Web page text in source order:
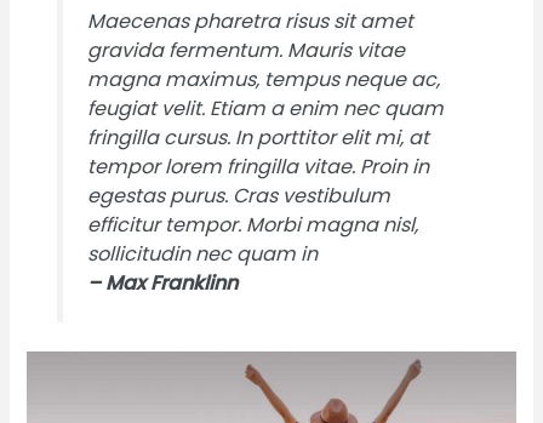
Maecenas pharetra risus sit amet
gravida fermentum. Mauris vitae
magna maximus, tempus neque ac,
feugiat velit. Etiam a enim nec quam
fringilla cursus. In porttitor elit mi, at
tempor lorem fringilla vitae. Proin in
egestas purus. Cras vestibulum
efficitur tempor. Morbi magna nisl,
sollicitudin nec quam in
– Max Franklinn